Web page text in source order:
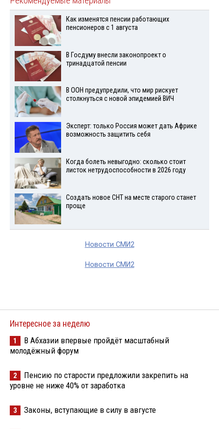
Как изменятся пенсии работающих
пенсионеров с 1 августа
В Госдуму внесли законопроект о
тринадцатой пенсии
В ООН предупредили, что мир рискует
столкнуться с новой эпидемией ВИЧ
Эксперт: только Россия может дать Африке
возможность защитить себя
Когда болеть невыгодно: сколько стоит
листок нетрудоспособности в 2026 году
Создать новое СНТ на месте старого станет
проще
Новости СМИ2
Новости СМИ2
Интересное за неделю
1
В Абхазии впервые пройдёт масштабный
молодёжный форум
2
Пенсию по старости предложили закрепить на
уровне не ниже 40% от заработка
3 Законы, вступающие в силу в августе